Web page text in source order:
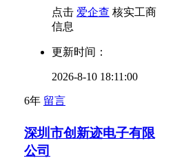
点击 爱企查 核实工商
信息
更新时间：
2026-8-10 18:11:00
6年 留言
深圳市创新迹电子有限
公司